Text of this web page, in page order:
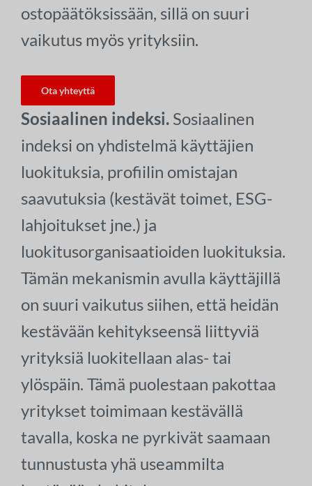
ostopäätöksissään, sillä on suuri
vaikutus myös yrityksiin.
Ota yhteyttä
Sosiaalinen indeksi. Sosiaalinen
indeksi on yhdistelmä käyttäjien
luokituksia, profiilin omistajan
saavutuksia (kestävät toimet, ESG-
lahjoitukset jne.) ja
luokitusorganisaatioiden luokituksia.
Tämän mekanismin avulla käyttäjillä
on suuri vaikutus siihen, että heidän
kestävään kehitykseensä liittyviä
yrityksiä luokitellaan alas- tai
ylöspäin. Tämä puolestaan pakottaa
yritykset toimimaan kestävällä
tavalla, koska ne pyrkivät saamaan
tunnustusta yhä useammilta